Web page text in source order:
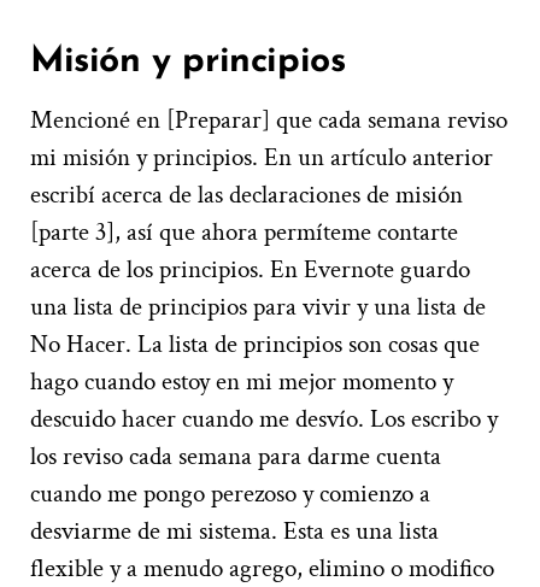
Misión y principios
Mencioné en [Preparar] que cada semana reviso
mi misión y principios. En un artículo anterior
escribí acerca de las declaraciones de misión
[parte 3], así que ahora permíteme contarte
acerca de los principios. En Evernote guardo
una lista de principios para vivir y una lista de
No Hacer. La lista de principios son cosas que
hago cuando estoy en mi mejor momento y
descuido hacer cuando me desvío. Los escribo y
los reviso cada semana para darme cuenta
cuando me pongo perezoso y comienzo a
desviarme de mi sistema. Esta es una lista
flexible y a menudo agrego, elimino o modifico